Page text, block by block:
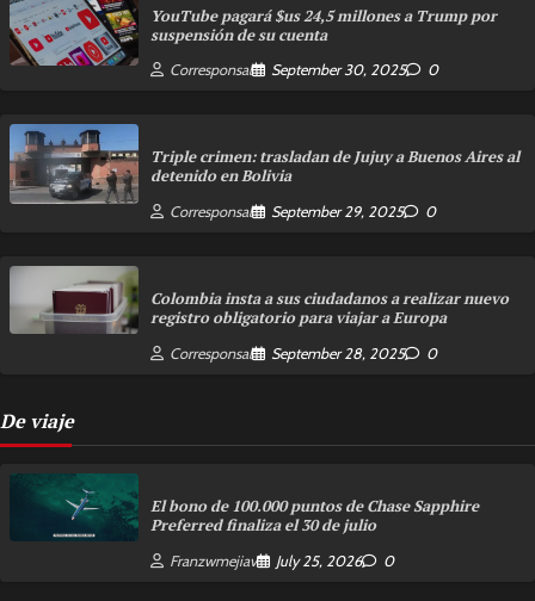
YouTube pagará $us 24,5 millones a Trump por
suspensión de su cuenta
Corresponsal September 30, 2025 0
Triple crimen: trasladan de Jujuy a Buenos Aires al
detenido en Bolivia
Corresponsal September 29, 2025 0
Colombia insta a sus ciudadanos a realizar nuevo
registro obligatorio para viajar a Europa
Corresponsal September 28, 2025 0
De viaje
El bono de 100.000 puntos de Chase Sapphire
Preferred finaliza el 30 de julio
Franzwmejiav July 25, 2026 0